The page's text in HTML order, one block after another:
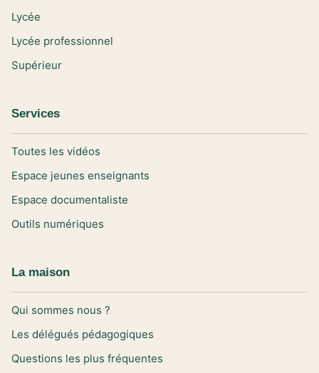
Lycée
Lycée professionnel
Supérieur
Services
Toutes les vidéos
Espace jeunes enseignants
Espace documentaliste
Outils numériques
La maison
Qui sommes nous ?
Les délégués pédagogiques
Questions les plus fréquentes